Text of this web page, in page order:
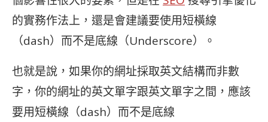
的實務作法上，還是會建議要使用短橫線
（dash）而不是底線（Underscore）。
也就是說，如果你的網址採取英文結構而非數
字，你的網址的英文單字跟英文單字之間，應該
要用短橫線（dash）而不是底線